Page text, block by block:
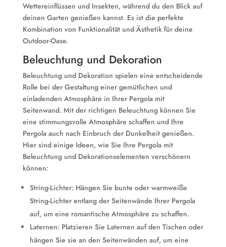
Wettereinflüssen und Insekten, während du den Blick auf
deinen Garten genießen kannst. Es ist die perfekte
Kombination von Funktionalität und Ästhetik für deine
Outdoor-Oase.
Beleuchtung und Dekoration
Beleuchtung und Dekoration spielen eine entscheidende
Rolle bei der Gestaltung einer gemütlichen und
einladenden Atmosphäre in Ihrer Pergola mit
Seitenwand. Mit der richtigen Beleuchtung können Sie
eine stimmungsvolle Atmosphäre schaffen und Ihre
Pergola auch nach Einbruch der Dunkelheit genießen.
Hier sind einige Ideen, wie Sie Ihre Pergola mit
Beleuchtung und Dekorationselementen verschönern
können:
String-Lichter: Hängen Sie bunte oder warmweiße
String-Lichter entlang der Seitenwände Ihrer Pergola
auf, um eine romantische Atmosphäre zu schaffen.
Laternen: Platzieren Sie Laternen auf den Tischen oder
hängen Sie sie an den Seitenwänden auf, um eine